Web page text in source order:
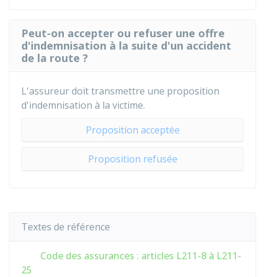
Peut-on accepter ou refuser une offre
d'indemnisation à la suite d'un accident
de la route ?
L'assureur doit transmettre une proposition
d'indemnisation à la victime.
Proposition acceptée
Proposition refusée
Textes de référence
Code des assurances : articles L211-8 à L211-
25